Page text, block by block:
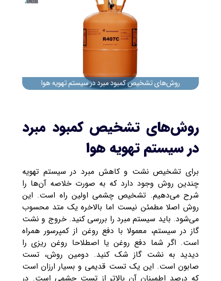
روش‌های تشخیص کمبود مبرد
در سیستم تهویه هوا
برای تشخیص نشت و کاهش مبرد در سیستم تهویه
چندین روش وجود دارد که به صورت خلاصه آن‌ها را
شرح می‌دهیم. تشخیص چشمی اولین راه است. این
روش اصلا مطمئن نیست اما بالاخره یک متد محسوب
می‌شود. باید سیستم مبرد را بررسی کنید. خروج و نشت
گاز در سیستم، معمولا با دفع روغن از کمپرسور همراه
است. اگر شما دفع روغن یا اصطلاحا روغن ریزی را
دیدید به نشت گاز شک کنید. دومین روش، تست
صابون است. این یک تست قدیمی و بسیار ارزان است
که درصد اطمینان آن بالاتر از تست چشمی است. در